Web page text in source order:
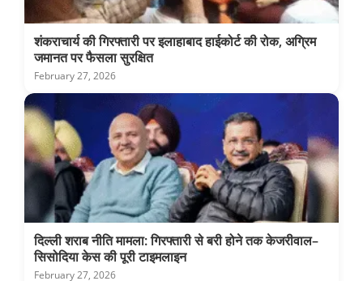
शंकराचार्य की गिरफ्तारी पर इलाहाबाद हाईकोर्ट की रोक, अग्रिम
जमानत पर फैसला सुरक्षित
February 27, 2026
दिल्ली शराब नीति मामला: गिरफ्तारी से बरी होने तक केजरीवाल–
सिसोदिया केस की पूरी टाइमलाइन
February 27, 2026